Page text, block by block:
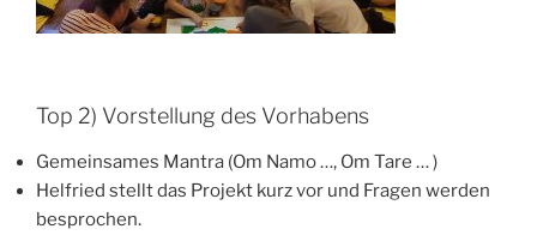
Top 2) Vorstellung des Vorhabens
Gemeinsames Mantra (Om Namo …, Om Tare … )
Helfried stellt das Projekt kurz vor und Fragen werden
besprochen.